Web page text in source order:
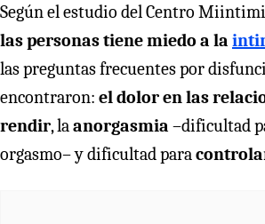
Según el estudio del Centro
las personas tiene miedo a la
las preguntas frecuentes por
encontraron: el dolor en las
rendir, laanorgasmia –dificultad
orgasmo– y dificultad para